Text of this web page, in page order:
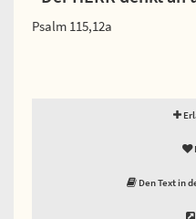
Psalm 115,12a
Den Text in